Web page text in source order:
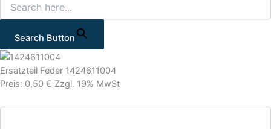
Search Button
Ersatzteil Feder 1424611004
Preis: 0,50 € Zzgl. 19% MwSt